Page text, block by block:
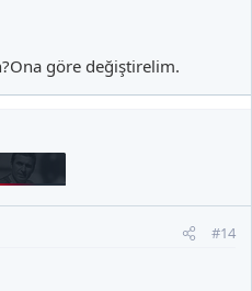
göre değiştirelim.
#14